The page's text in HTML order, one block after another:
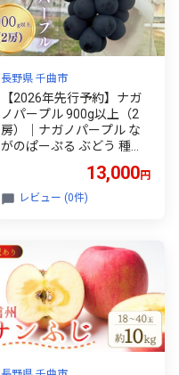
長野県 千曲市
【2026年先行予約】ナガ
ノパープル 900g以上（2
房）｜ナガノパープル な
がのぱーぷる ぶどう 種無
野 長野県 千曲市13,000円
レビュー (0件)